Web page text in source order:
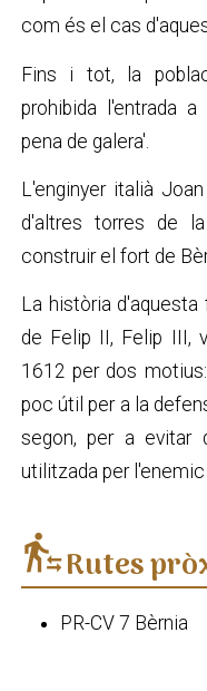
com és el cas
Fins i tot, la
prohibida l'entrada
pena de galera'.
L'enginyer italià
d'altres torres de
construir el fort de
La història
de Felip II, Felip III,
1612 per dos
poc útil per a la
segon, per a evitar
utilitzada per
transfer_within_a_stationRutes
PR-CV 7 Bèrnia